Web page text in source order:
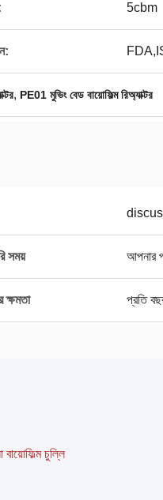
5cbm
, PE01 মুভিং বেড বায়োফিল্ম রিঅ্যাক্টর
সময় আপনার
ক্ষমতা প্রতি
চুল্লি